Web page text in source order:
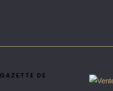
DE